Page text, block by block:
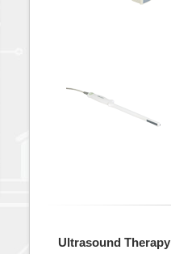
Ultrasound Therapy